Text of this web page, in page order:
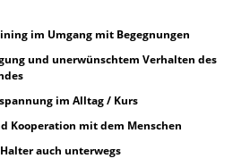
im Umgang mit Begegnungen
und unerwünschtem Verhalten des
im Alltag / Kurs
Kooperation mit dem Menschen
auch unterwegs